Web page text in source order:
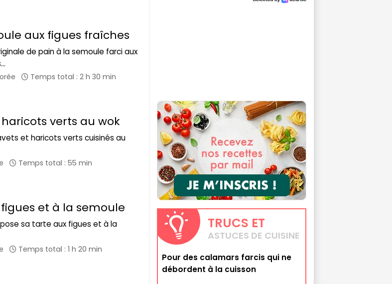
aux figues fraîches
de pain à la semoule farci aux
Temps total : 2 h 30 min
verts au wok
et haricots verts cuisinés au
Temps total : 55 min
et à la semoule
sa tarte aux figues et à la
Temps total : 1 h 20 min
TRUCS ET
ASTUCES DE CUISINE
Pour des calamars farcis qui ne
débordent à la cuisson